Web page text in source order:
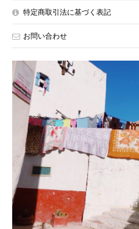
特定商取引法に基づく表記
お問い合わせ